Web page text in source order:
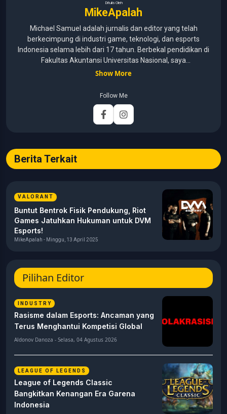
Ditulis Oleh
MikeApalah
Michael Samuel adalah jurnalis dan editor yang telah
berkecimpung di industri game, teknologi, dan esports
Indonesia selama lebih dari 17 tahun. Berbekal pendidikan di
Fakultas Akuntansi Universitas Nasional, saya
menggabungkan kemampuan analisis dengan pengalaman
pernah menangani berbagai peran, mulai dari reporter, editor,
marketing, business development, hingga Editor in Chief.
Fokus utamanya adalah menghadirkan tulisan yang
informatif, mendalam, dan mudah dipahami, khususnya
Show More
Follow Me
Berita Terkait
VALORANT
Buntut Bentrok Fisik Pendukung, Riot
Games Jatuhkan Hukuman untuk DVM
Esports!
MikeApalah - Minggu, 13 April 2025
Pilihan Editor
INDUSTRY
Rasisme dalam Esports: Ancaman yang
Terus Menghantui Kompetisi Global
Aldonov Danoza - Selasa, 04 Agustus 2026
LEAGUE OF LEGENDS
League of Legends Classic
Bangkitkan Kenangan Era Garena
Indonesia